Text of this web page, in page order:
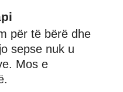
për të bërë dhe
sepse nuk u
Mos e